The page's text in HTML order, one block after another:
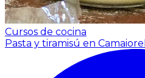
Cursos de cocina
Pasta y tiramisú en Camaiore